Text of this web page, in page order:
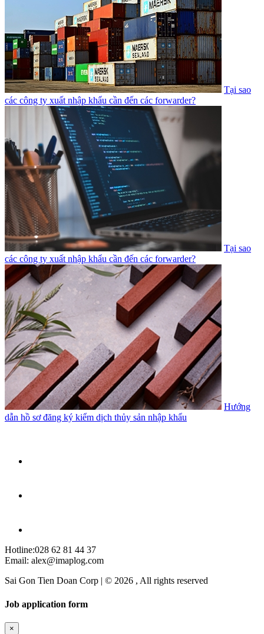
Tại sao
các công ty xuất nhập khẩu cần đến các forwarder?
Tại sao
các công ty xuất nhập khẩu cần đến các forwarder?
Hướng
dẫn hồ sơ đăng ký kiểm dịch thủy sản nhập khẩu
Hotline:028 62 81 44 37
Email: alex@imaplog.com
Sai Gon Tien Doan Corp | © 2026 , All rights reserved
Job application form
×